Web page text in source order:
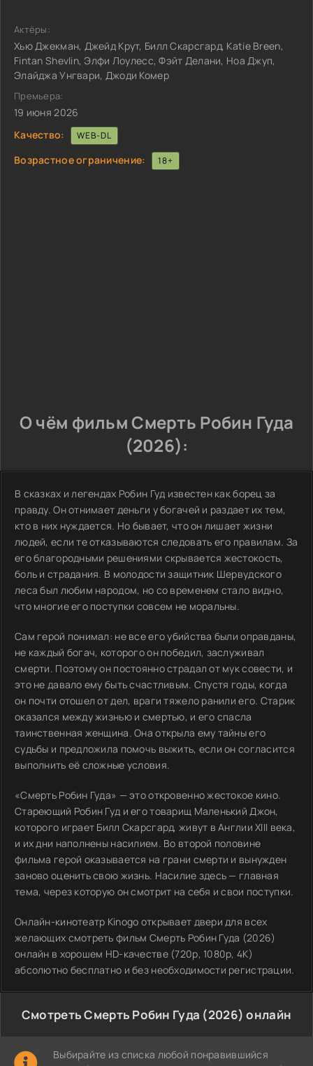
Актёры:
Хью Джекман, Джейд Крут, Билл Скарсгард, Katie Breen,
Fintan Shevlin, Элфи Лоулесс, Фэйт Делани, Ноа Джуп,
Элайджа Унгвари, Джоди Комер
Премьера:
19 июня 2026
Качество:
WEB-DL
Возрастное ограничение: 18+
О чём фильм Смерть Робин Гуда
(2026):
В сказках и легендах Робин Гуд известен как борец за
правду. Он отнимает деньги у богачей и раздает их тем,
кто в них нуждается. Но бывает, что он лишает жизни
людей, если те отказываются следовать его правилам. За
его благородными решениями скрывается жестокость,
боль и страдания. В молодости защитник Шервудского
леса был любим народом, но со временем стало видно,
что многие его поступки совсем не моральны.
Сам герой понимал: не все его убийства были оправданы,
не каждый богач, которого он победил, заслуживал
смерти. Поэтому он постоянно страдал от мук совести, и
это не давало ему быть счастливым. Спустя годы, когда
он почти отошел от дел, враги тяжело ранили его. Старик
оказался между жизнью и смертью, и его спасла
таинственная женщина. Она открыла ему тайны его
судьбы и предложила помочь выжить, если он согласится
выполнить её сложные условия.
«Смерть Робин Гуда» — это откровенно жестокое кино.
Стареющий Робин Гуд и его товарищ Маленький Джон,
которого играет Билл Скарсгард, живут в Англии XIII века,
и их дни наполнены насилием. Во второй половине
фильма герой оказывается на грани смерти и вынужден
заново оценить свою жизнь. Насилие здесь — главная
тема, через которую он смотрит на себя и свои поступки.
Онлайн-кинотеатр Kinogo открывает двери для всех
желающих смотреть фильм Смерть Робин Гуда (2026)
онлайн в хорошем HD-качестве (720p, 1080p, 4K)
абсолютно бесплатно и без необходимости регистрации.
Смотреть Смерть Робин Гуда (2026) онлайн
Выбирайте из списка любой понравившийся